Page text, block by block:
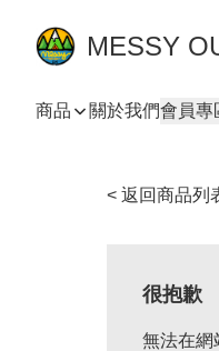
MESSY
商品 關於我們會員專
< 返回商品列
很抱歉
無法在網